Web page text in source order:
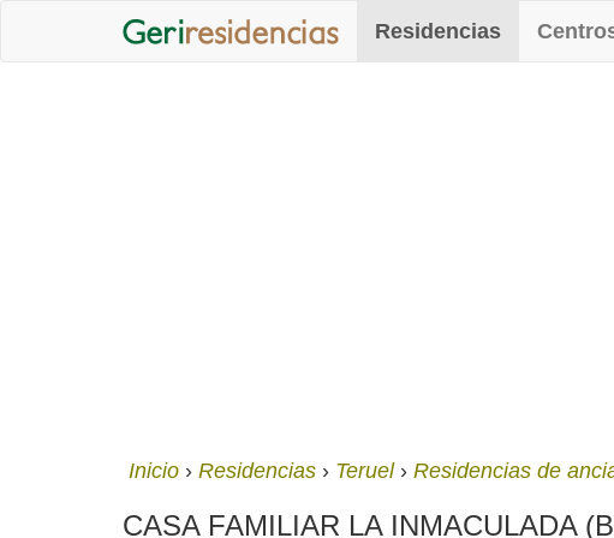
Residencias
Inicio Residencias Teruel Residencias de
CASA FAMILIAR LA INMACULADA